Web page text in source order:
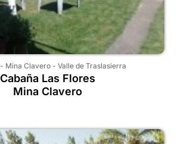
- Mina Clavero - Valle de Traslasierra
Cabaña Las Flores
Mina Clavero